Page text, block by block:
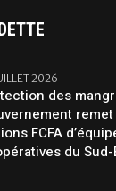
2026
des
FCFA
du